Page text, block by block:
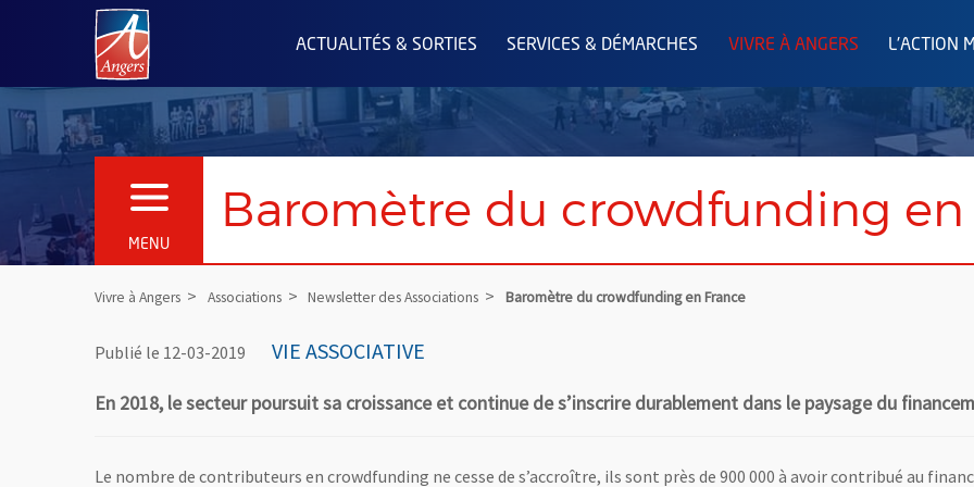
Angers.fr : Retour à l'accueil
ACTUALITÉS & SORTIES SERVICES & DÉMARCHES VIVRE À ANGERS L'ACTION
MENU
OUVRIR LE MENU Baromètre du crowdfunding en
Vivre à Angers Associations Newsletter des Associations Baromètre du crowdfunding en France
Publié le 12-03-2019 VIE ASSOCIATIVE
En 2018, le secteur poursuit sa croissance et continue de s’inscrire durablement dans le paysage du
Le nombre de contributeurs en crowdfunding ne cesse de s’accroître, ils sont près de 900 000 à avoir contribué au